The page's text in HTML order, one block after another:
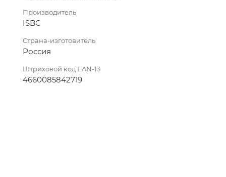
Производитель
ISBC
Страна-изготовитель
Россия
Штриховой код EAN-13
4660085842719